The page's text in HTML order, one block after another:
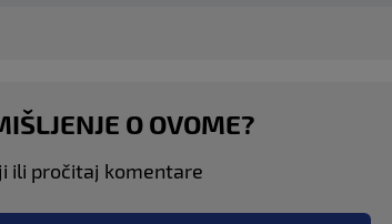
O OVOME?
ili pročitaj komentare